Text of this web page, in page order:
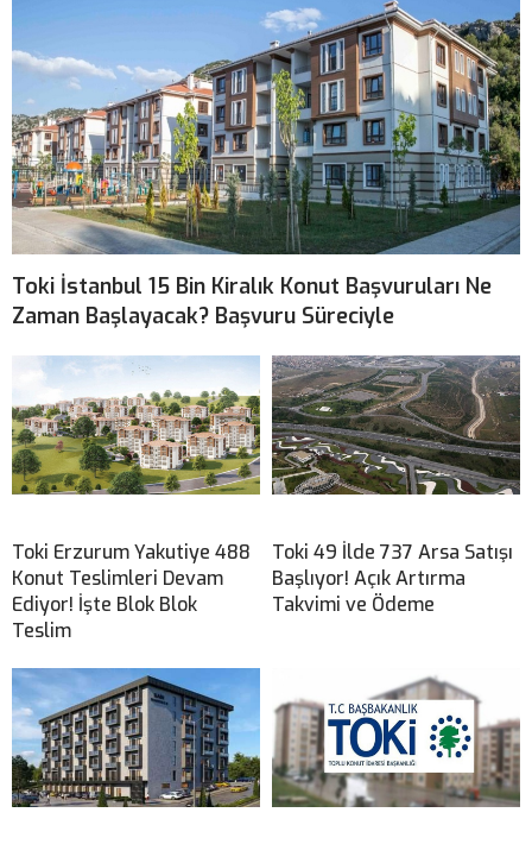
Toki İstanbul 15 Bin Kiralık Konut Başvuruları Ne
Zaman Başlayacak? Başvuru Süreciyle
Toki Erzurum Yakutiye 488
Konut Teslimleri Devam
Ediyor! İşte Blok Blok
Teslim
Toki 49 İlde 737 Arsa Satışı
Başlıyor! Açık Artırma
Takvimi ve Ödeme